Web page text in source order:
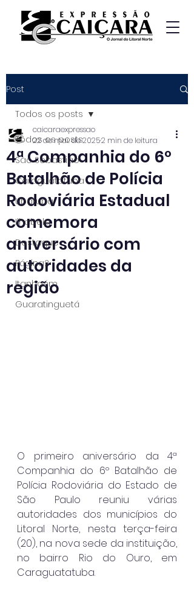
Post
Todos os posts
São Sebastião
Caraguatatuba
Ubatuba
Ilhabela
Destaque
Página2
Itanhaém
Guaratinguetá
Todos os posts
4ª Companhia do 6º
Batalhão de Polícia
Rodoviária Estadual
comemora
aniversário com
autoridades da
região
caicaraexpressao
22 de mai. de 20252 min de leitura
O primeiro aniversário da 4ª
Companhia do 6º Batalhão de
Polícia Rodoviária do Estado de
São Paulo reuniu várias
autoridades dos municípios do
Litoral Norte, nesta terça-feira
(20), na nova sede da instituição,
no bairro Rio do Ouro, em
Caraguatatuba.